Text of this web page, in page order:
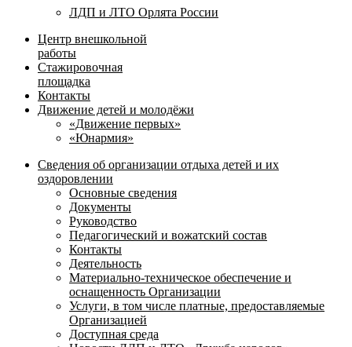
ЛДП и ЛТО Орлята России
Центр внешкольной
работы
Стажировочная
площадка
Контакты
Движение детей и молодёжи
«Движение первых»
«Юнармия»
Сведения об организации отдыха детей и их
оздоровлении
Основные сведения
Документы
Руководство
Педагогический и вожатский состав
Контакты
Деятельность
Материально-техническое обеспечение и
оснащенность Организации
Услуги, в том числе платные, предоставляемые
Организацией
Доступная среда